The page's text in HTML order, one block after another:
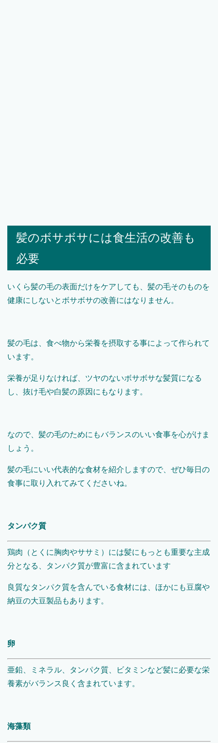
髪のボサボサには食生活の改善も
必要
いくら髪の毛の表面だけをケアしても、髪の毛そのものを
健康にしないとボサボサの改善にはなりません。
髪の毛は、食べ物から栄養を摂取する事によって作られて
います。
栄養が足りなければ、ツヤのないボサボサな髪質になる
し、抜け毛や白髪の原因にもなります。
なので、髪の毛のためにもバランスのいい食事を心がけま
しょう。
髪の毛にいい代表的な食材を紹介しますので、ぜひ毎日の
食事に取り入れてみてくださいね。
タンパク質
鶏肉（とくに胸肉やササミ）には髪にもっとも重要な主成
分となる、タンパク質が豊富に含まれています
良質なタンパク質を含んでいる食材には、ほかにも豆腐や
納豆の大豆製品もあります。
卵
亜鉛、ミネラル、タンパク質、ビタミンなど髪に必要な栄
養素がバランス良く含まれています。
海藻類